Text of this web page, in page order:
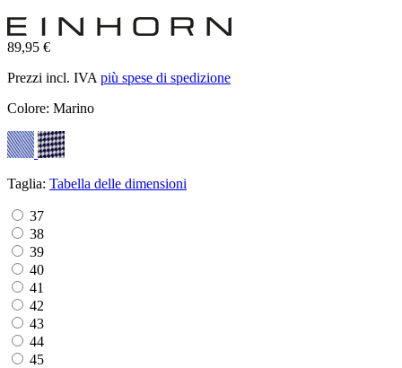
89,95 €
Prezzi incl. IVA più spese di spedizione
Colore: Marino
Taglia: Tabella delle dimensioni
37
38
39
40
41
42
43
44
45